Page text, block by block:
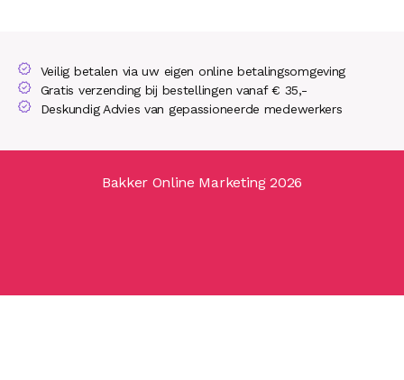
Veilig betalen via uw eigen online betalingsomgeving
Gratis verzending bij bestellingen vanaf € 35,-
Deskundig Advies van gepassioneerde medewerkers
Bakker Online Marketing 2026